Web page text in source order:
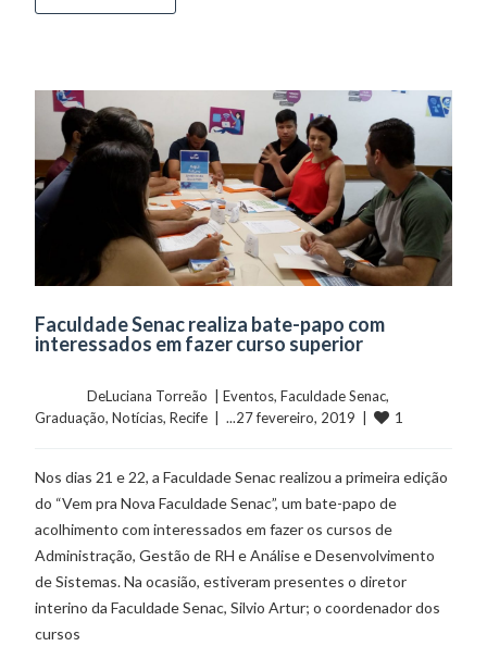
Faculdade Senac realiza bate-papo com
interessados em fazer curso superior
	    	DeLuciana Torreão  |
Eventos, Faculdade Senac
Graduação, Notícias, Recife
  |  ...27 fevereiro, 2019  |
1
Nos dias 21 e 22, a Faculdade Senac realizou a primeira edição
do “Vem pra Nova Faculdade Senac”, um bate-papo de
acolhimento com interessados em fazer os cursos de
Administração, Gestão de RH e Análise e Desenvolvimento
de Sistemas. Na ocasião, estiveram presentes o diretor
interino da Faculdade Senac, Silvio Artur; o coordenador dos
cursos